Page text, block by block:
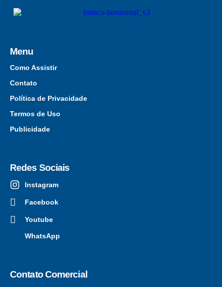
Menu
Como Assistir
Contato
Política de Privacidade
Termos de Uso
Publicidade
Redes Sociais
Instagram
Facebook
Youtube
WhatsApp
Contato Comercial